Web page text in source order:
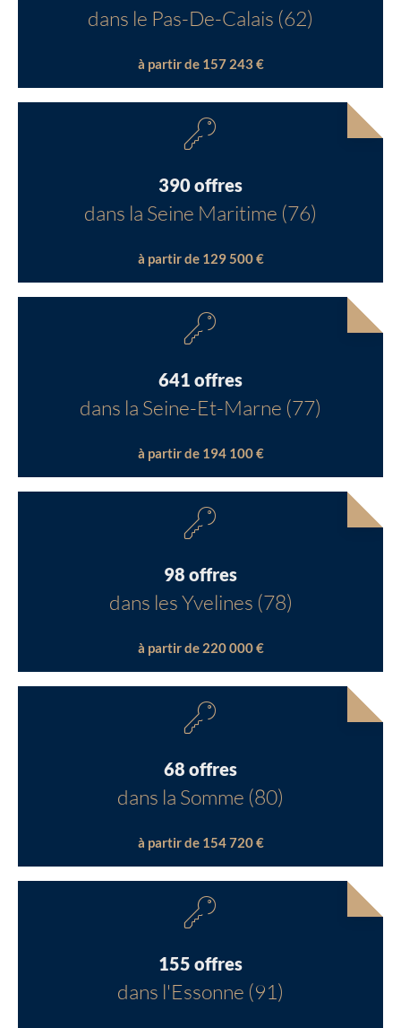
dans le Pas-De-Calais (62)
à partir de 157 243 €
390 offres
dans la Seine Maritime (76)
à partir de 129 500 €
641 offres
dans la Seine-Et-Marne (77)
à partir de 194 100 €
98 offres
dans les Yvelines (78)
à partir de 220 000 €
68 offres
dans la Somme (80)
à partir de 154 720 €
155 offres
dans l'Essonne (91)